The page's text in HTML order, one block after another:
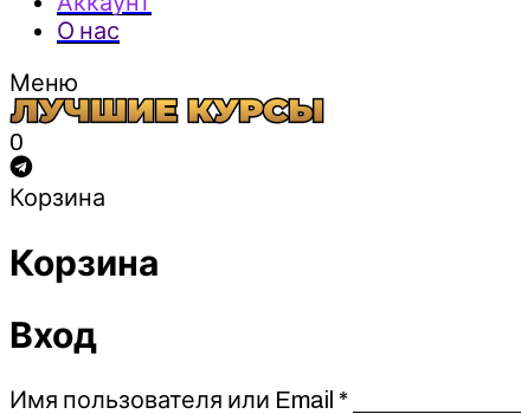
О нас
Меню
0
Корзина
Корзина
Вход
Имя пользователя или Email *Обязательно